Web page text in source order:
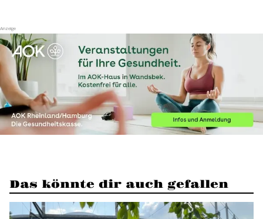
Das könnte dir auch gefallen